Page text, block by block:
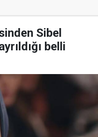
Sibel
belli